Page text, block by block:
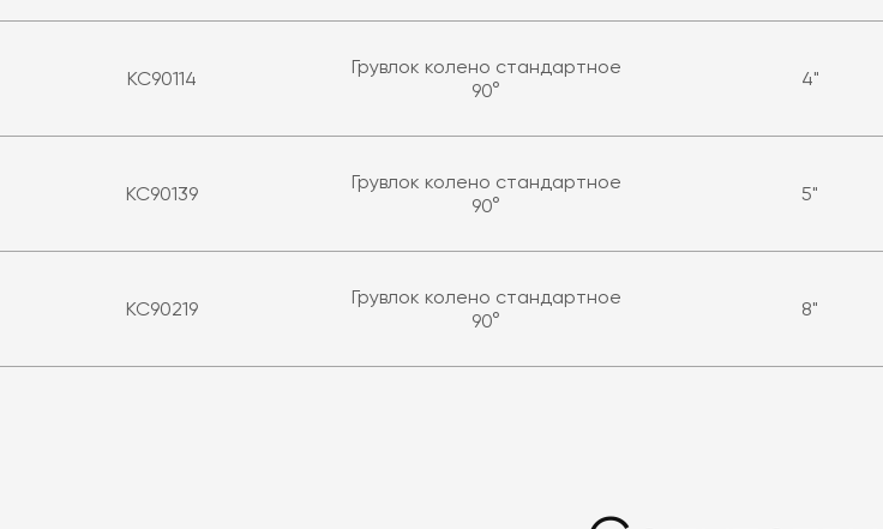
KC90114
Грувлок колено стандартное
90°
4"
KC90139
Грувлок колено стандартное
90°
5"
KC90219
Грувлок колено стандартное
90°
8"